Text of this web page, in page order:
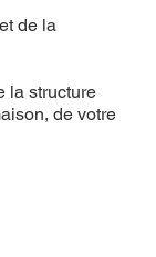
de la
la structure
de votre